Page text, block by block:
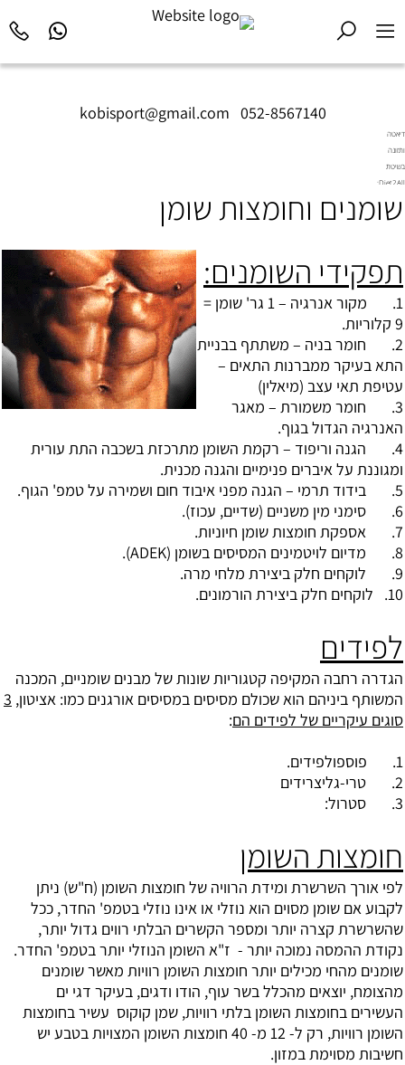
kobisport@gmail.com 052-8567140
דיאטה
ותזונה
בשיטת
Diet2All:
שמאחורי
שומנים וחומצות שומן
תפקידי השומנים:
1. מקור אנרגיה – 1 גר' שומן =
9 קלוריות.
2. חומר בניה – משתתף בבניית
התא בעיקר ממברנות התאים –
עטיפת תאי עצב (מיאלין)
3. חומר משמורת – מאגר
האנרגיה הגדול בגוף.
4. הגנה וריפוד – רקמת השומן מתרכזת בשכבה התת עורית
ומגוננת על איברים פנימיים והגנה מכנית.
5. בידוד תרמי – הגנה מפני איבוד חום ושמירה על טמפ' הגוף.
6. סימני מין משניים (שדיים, עכוז).
7. אספקת
חומצות שומן חיוניות.
8. מדיום לויטמינים המסיסים בשומן (ADEK).
9. לוקחים חלק ביצירת מלחי מרה.
10. לוקחים חלק ביצירת הורמונים.
לפידים
הגדרה רחבה המקיפה קטגוריות שונות של מבנים שומניים, המכנה
המשותף ביניהם הוא שכולם מסיסים במסיסים אורגנים כמו: אציטון, 3
סוגים עיקריים של לפידים הם:
1. פוספולפידים.
2.
טרי-גליצרידים
3. סטרול:
חומצות השומן
לפי אורך השרשרת ומידת הרוויה של חומצות השומן (ח"ש) ניתן
לקבוע אם שומן מסוים הוא נוזלי או אינו נוזלי בטמפ' החדר, ככל
שהשרשרת קצרה יותר ומספר הקשרים הבלתי רווים גדול יותר,
נקודת ההמסה נמוכה יותר - ז"א השומן הנוזלי יותר בטמפ' החדר.
שומנים מהחי מכילים יותר חומצות השומן רוויות מאשר שומנים
מהצומח, יוצאים מהכלל בשר עוף, הודו ודגים, בעיקר דגי ים
העשירים בחומצות השומן בלתי רוויות, שמן קוקוס עשיר בחומצות
השומן רוויות, רק ל- 12 מ- 40 חומצות השומן המצויות בטבע יש
חשיבות מסוימת במזון.